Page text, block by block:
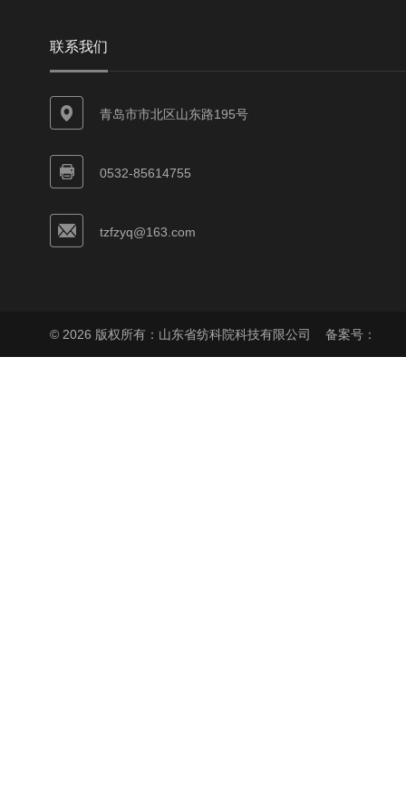
联系我们
青岛市市北区山东路195号
0532-85614755
tzfzyq@163.com
© 2026 版权所有：山东省纺科院科技有限公司 备案号：